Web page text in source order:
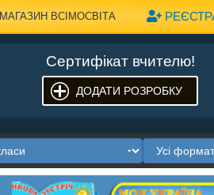
ВСІМОСВІТА
Сертифікат вчителю!
ДОДАТИ РОЗРОБКУ